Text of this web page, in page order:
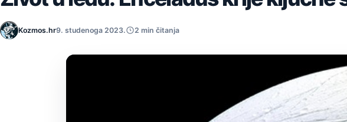
Kozmos.hr9. studenoga 2023. 2 min čitanja